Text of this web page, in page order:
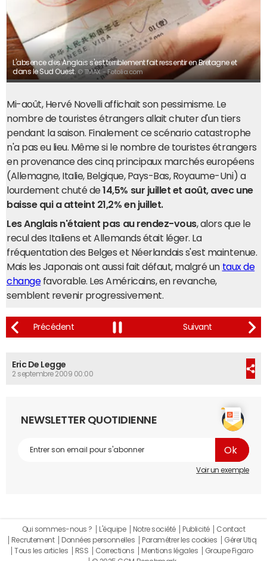
L'absence des Anglais s'est terriblement fait ressentir en Bretagne et
dans le Sud Ouest. © TMAX - Fotolia.com
Mi-août, Hervé Novelli affichait son pessimisme. Le
nombre de touristes étrangers allait chuter d'un tiers
pendant la saison. Finalement ce scénario catastrophe
n'a pas eu lieu. Même si le nombre de touristes étrangers
en provenance des cinq principaux marchés européens
(Allemagne, Italie, Belgique, Pays-Bas, Royaume-Uni) a
lourdement chuté de14,5% sur juillet et août, avec une
baisse qui a atteint 21,2% en juillet.
Les Anglais n'étaient pas au rendez-vous, alors que le
recul des Italiens et Allemands était léger. La
fréquentation des Belges et Néerlandais s'est maintenue.
Mais les Japonais ont aussi fait défaut, malgré un taux de
changefavorable. Les Américains, en revanche,
semblent revenir progressivement.
Eric De Legge
2 septembre 2009 00:00
NEWSLETTER QUOTIDIENNE
Voir un exemple
Qui sommes-nous ? L'équipe Notre société Publicité
Contact
Recrutement
Données personnelles Paramétrer les cookies
Gérer Utiq
Tous les articles
RSS Corrections Mentions légales
Groupe Figaro